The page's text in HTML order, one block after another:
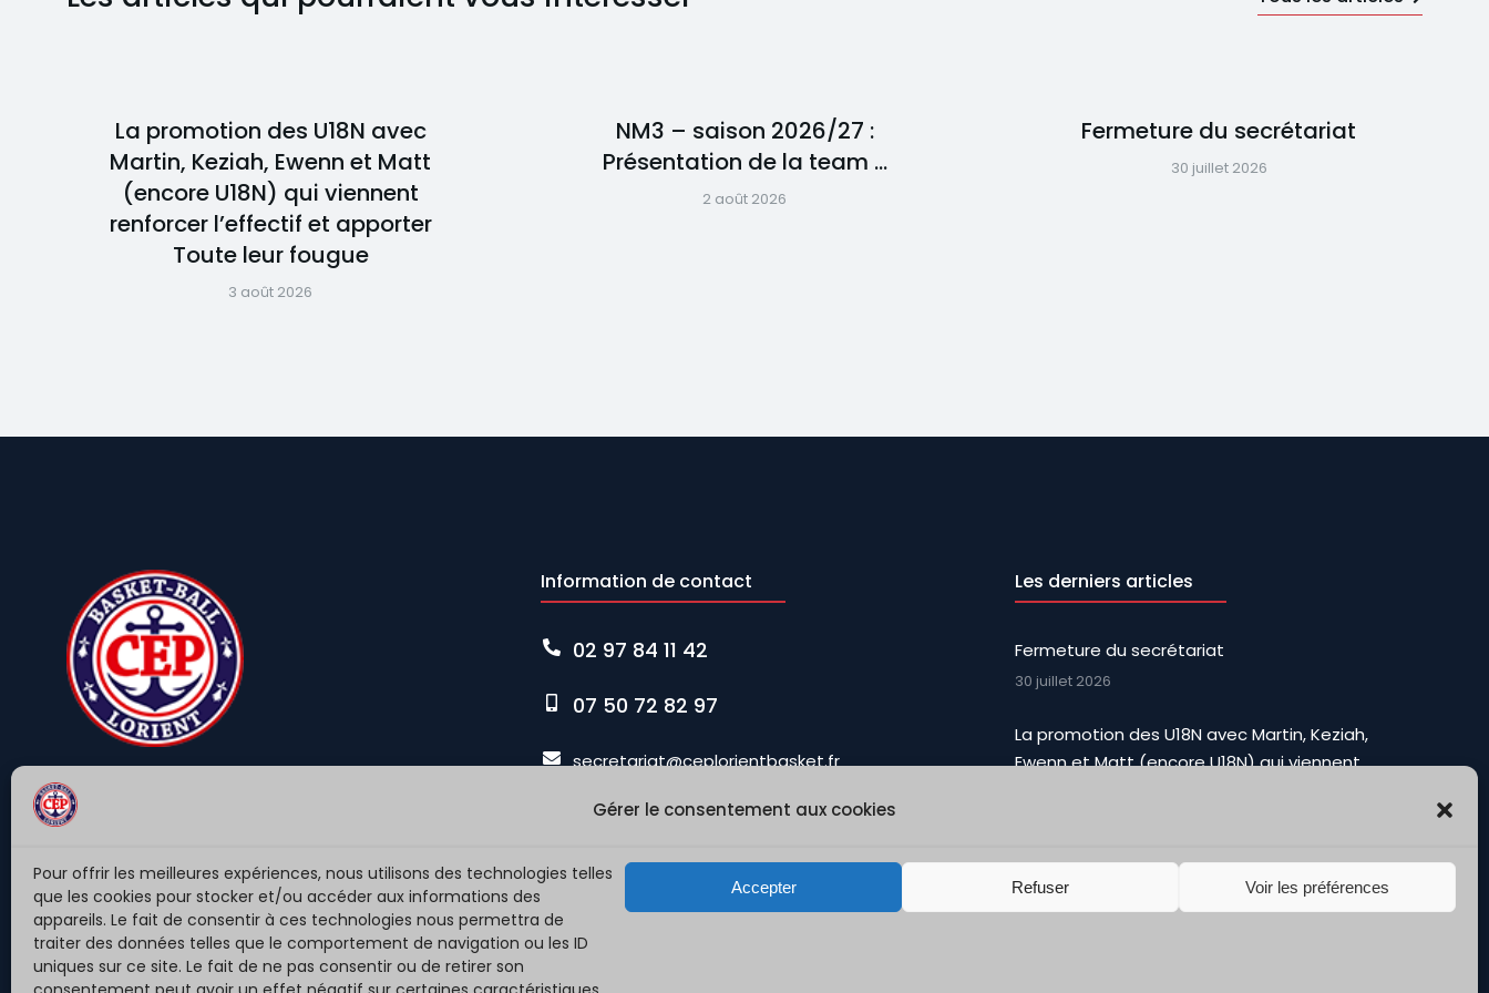
Gérer le consentement aux cookies
Pour offrir les meilleures expériences, nous utilisons des technologies telles
que les cookies pour stocker et/ou accéder aux informations des
appareils. Le fait de consentir à ces technologies nous permettra de
traiter des données telles que le comportement de navigation ou les ID
uniques sur ce site. Le fait de ne pas consentir ou de retirer son
Accepter Refuser Voir les préférences
La promotion des U18N avec
Martin, Keziah, Ewenn et Matt
(encore U18N) qui viennent
renforcer l’effectif et apporter
Toute leur fougue
3 août 2026
NM3 – saison 2026/27 :
Présentation de la team …
2 août 2026
Fermeture du secrétariat
30 juillet 2026
LE CEP Basket-Ball vous accompagne pour la
pratique de votre sport favori .
Information de contact
02 97 84 11 42
07 50 72 82 97
secretariat@ceplorientbasket.fr
67, Rue Duguay Trouin 56100 LORIENT
Les derniers articles
Fermeture du secrétariat
30 juillet 2026
La promotion des U18N avec Martin, Keziah,
Ewenn et Matt (encore U18N) qui viennent
NM3 – saison 2026/27 : Présentation de la team …